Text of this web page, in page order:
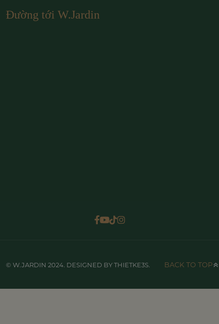
Đường tới W.Jardin
© W.JARDIN 2024. DESIGNED BY THIETKE3S. BACK TO TOP